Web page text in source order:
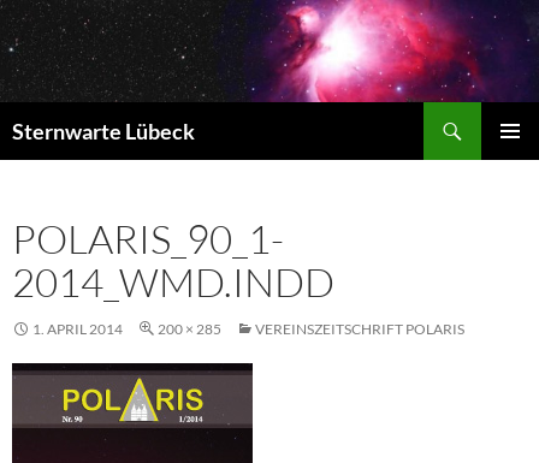
Zum
Inhalt
springen
Sternwarte Lübeck
POLARIS_90_1-
2014_WMD.INDD
1. APRIL 2014 200 × 285 VEREINSZEITSCHRIFT POLARIS